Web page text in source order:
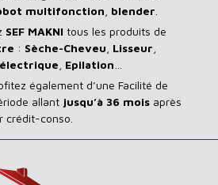
multifonction blender
SEF MAKNI tous les produits de
: Sèche-Cheveu Lisseur
électrique Epilation
également d’une Facilité de
allant jusqu’à 36 mois après
crédit-conso.